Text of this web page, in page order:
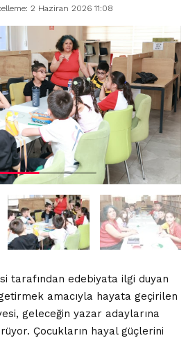
2 Haziran 2026 11:08
tarafından edebiyata ilgi duyan
amacıyla hayata geçirilen
geleceğin yazar adaylarına
Çocukların hayal güçlerini